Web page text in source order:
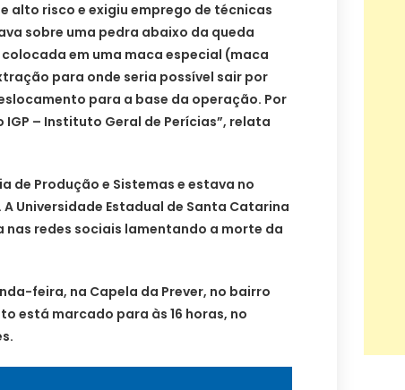
alto risco e exigiu emprego de técnicas
sobre uma pedra abaixo da queda
em uma maca especial (maca
para onde seria possível sair por
para a base da operação. Por
– Instituto Geral de Perícias”, relata
de Produção e Sistemas e estava no
Universidade Estadual de Santa Catarina
nas redes sociais lamentando a morte da
feira, na Capela da Prever, no bairro
está marcado para às 16 horas, no